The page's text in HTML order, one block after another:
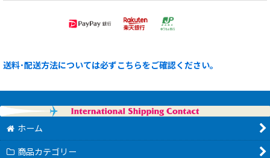
送料･配送方法については必ずこちらをご確認ください。
ホーム
商品カテゴリー